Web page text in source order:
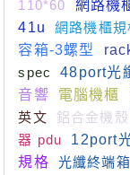
110*60
網路機
41u
網路機櫃規
容箱-3螺型
spec
48port光
音響
電腦機櫃
英文
鋁合金機殼
器 pdu
12port
規格
光纖終端箱